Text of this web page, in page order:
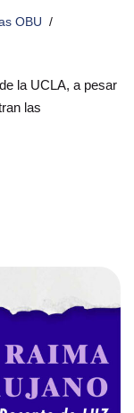
OBU
la UCLA, a pesar
las